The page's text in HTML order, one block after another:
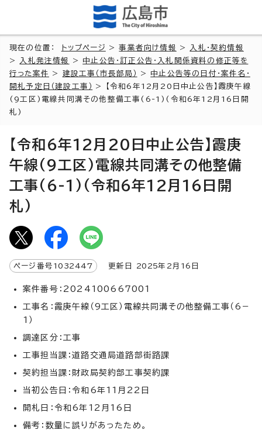
現在の位置： トップページ >事業者向け情報 >
入札・契約情報
>
入札発注情報 > 中止公告・訂正公告・入札関係資料の修正等を
行った案件
> 建設工事（市長部局） > 中止公告等の日付・案件名・
開札予定日（建設工事）
> 【令和6年12月20日中止公告】霞庚午線
(9工区)電線共同溝その他整備工事(6-1)(令和6年12月16日開
札)
【令和6年12月20日中止公告】霞庚
午線(9工区)電線共同溝その他整備
工事(6-1)(令和6年12月16日開
札)
ページ番号 1032447 更新日 2025年2月 16 日
案件番号：2024100667001
工事名：霞庚午線（9工区）電線共同溝その他整備工事（6－
1）
調達区分：工事
工事担当課：道路交通局道路部街路課
契約担当課：財政局契約部工事契約課
当初公告日：令和6年11月22日
開札日：令和6年12月16日
備考：数量に誤りがあったため。